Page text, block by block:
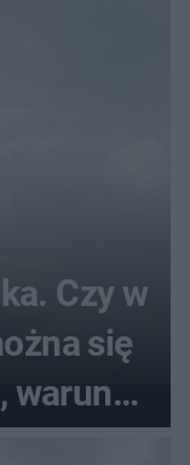
Czy w
się
warunki